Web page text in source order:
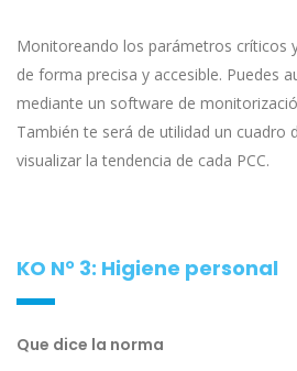
Monitoreando los parámetros críticos
de forma precisa y accesible. Puedes
mediante un software de
También te será de utilidad un cuadro
visualizar la tendencia de cada PCC.
KO N° 3: Higiene personal
Que dice la norma